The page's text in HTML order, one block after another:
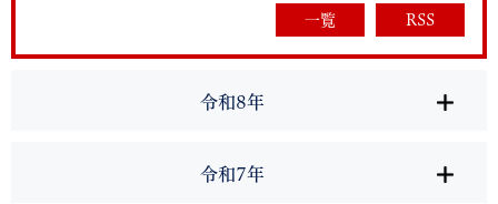
一覧
RSS
令和8年
令和7年